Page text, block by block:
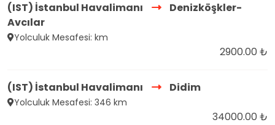
(IST) İstanbul Havalimanı
Denizköşkler-
Avcılar
Yolculuk Mesafesi: km
2900.00 ₺
(IST) İstanbul Havalimanı Didim
Yolculuk Mesafesi: 346 km
34000.00 ₺